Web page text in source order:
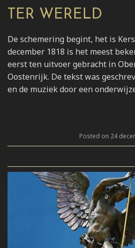
TER WERELD
De schemering begint, het is
december 1818 is het meest
eerst ten uitvoer gebracht in
Oostenrijk. De tekst was
en de muziek door een
Posted on 24